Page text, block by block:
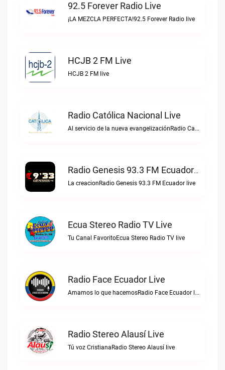
92.5 Forever Radio Live
¡LA MEZCLA PERFECTA!92.5 Forever Radio live
HCJB 2 FM Live
HCJB 2 FM live
Radio Católica Nacional Live
Al servicio de la nueva evangelizaciónRadio Católica Nacional live
Radio Genesis 93.3 FM Ecuador Live
La creacionRadio Genesis 93.3 FM Ecuador live
Ecua Stereo Radio TV Live
Tu Canal FavoritoEcua Stereo Radio TV live
Radio Face Ecuador Live
Amamos lo que hacemosRadio Face Ecuador live
Radio Stereo Alausí Live
Tú voz CristianaRadio Stereo Alausí live